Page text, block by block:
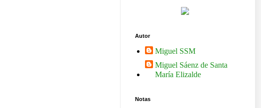
Autor
Miguel SSM
Miguel Sáenz de Santa
María Elizalde
Notas